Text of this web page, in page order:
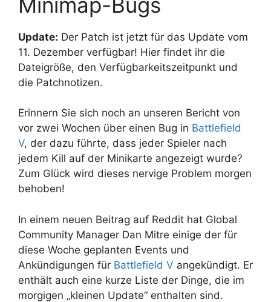
Update: Der Patch ist jetzt für das Update vom
11. Dezember verfügbar! Hier findet ihr die
Dateigröße, den Verfügbarkeitszeitpunkt und
die Patchnotizen.
Erinnern Sie sich noch an unseren Bericht von
vor zwei Wochen über einen Bug in Battlefield
V, der dazu führte, dass jeder Spieler nach
jedem Kill auf der Minikarte angezeigt wurde?
Zum Glück wird dieses nervige Problem morgen
behoben!
In einem neuen Beitrag auf Reddit hat Global
Community Manager Dan Mitre einige der für
diese Woche geplanten Events und
Ankündigungen für Battlefield V angekündigt. Er
enthält auch eine kurze Liste der Dinge, die im
morgigen „kleinen Update“ enthalten sind.